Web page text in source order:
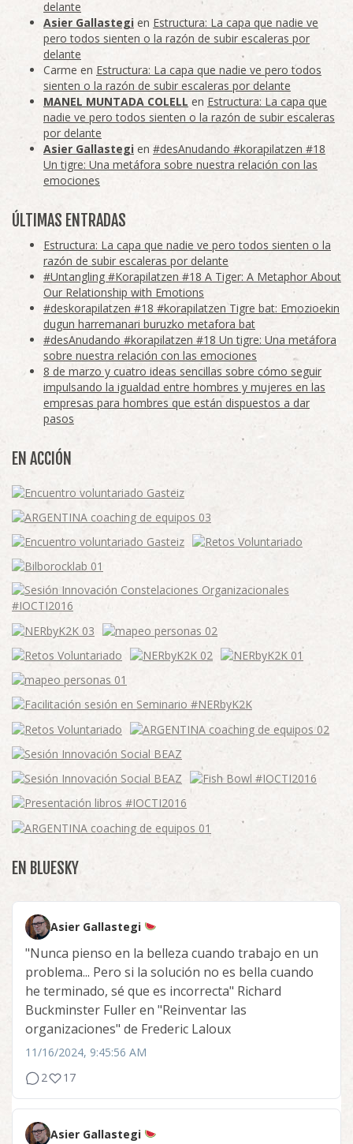
delante
Asier Gallastegi en Estructura: La capa que nadie ve
pero todos sienten o la razón de subir escaleras por
delante
Carme en Estructura: La capa que nadie ve pero todos
sienten o la razón de subir escaleras por delante
MANEL MUNTADA COLELL en Estructura: La capa que
nadie ve pero todos sienten o la razón de subir escaleras
por delante
Asier Gallastegi en #desAnudando #korapilatzen #18
Un tigre: Una metáfora sobre nuestra relación con las
emociones
ÚLTIMAS ENTRADAS
Estructura: La capa que nadie ve pero todos sienten o la
razón de subir escaleras por delante
#Untangling #Korapilatzen #18 A Tiger: A Metaphor About
Our Relationship with Emotions
#deskorapilatzen #18 #korapilatzen Tigre bat: Emozioekin
dugun harremanari buruzko metafora bat
#desAnudando #korapilatzen #18 Un tigre: Una metáfora
sobre nuestra relación con las emociones
8 de marzo y cuatro ideas sencillas sobre cómo seguir
impulsando la igualdad entre hombres y mujeres en las
empresas para hombres que están dispuestos a dar
pasos
EN ACCIÓN
EN BLUESKY
Asier Gallastegi
"Nunca pienso en la belleza cuando trabajo en un
problema... Pero si la solución no es bella cuando
he terminado, sé que es incorrecta" Richard
Buckminster Fuller en "Reinventar las
organizaciones" de Frederic Laloux
11/16/2024, 9:45:56 AM
2
17
Asier Gallastegi